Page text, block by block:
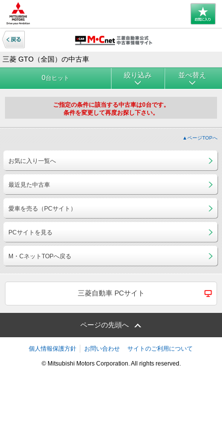
三菱 GTO（全国）の中古車
0台ヒット 絞り込み 並べ替え
ご指定の条件に該当する中古車は0台です。
条件を変更して再度お探し下さい。
▲ページTOPへ
お気に入り一覧へ
最近見た中古車
愛車を売る（PCサイト）
PCサイトを見る
M・CネットTOPへ戻る
三菱自動車 PCサイト
ページの先頭へ
個人情報保護方針 お問い合わせ サイトのご利用について
© Mitsubishi Motors Corporation. All rights reserved.